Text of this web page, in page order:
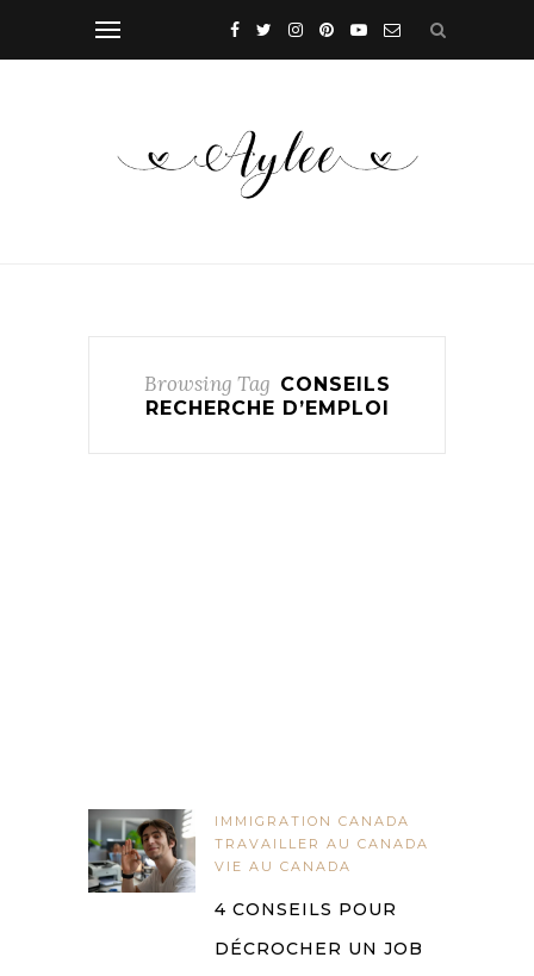
Browsing Tag CONSEILS
RECHERCHE D’EMPLOI
IMMIGRATION CANADA
TRAVAILLER AU CANADA
VIE AU CANADA
4 CONSEILS POUR
DÉCROCHER UN JOB